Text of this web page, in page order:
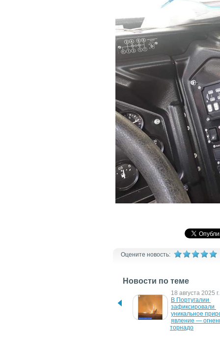
Оцените новость:
Новости по теме
18 августа 2025 г.
В Португалии
зафиксировали
уникальное
явление —
торнадо